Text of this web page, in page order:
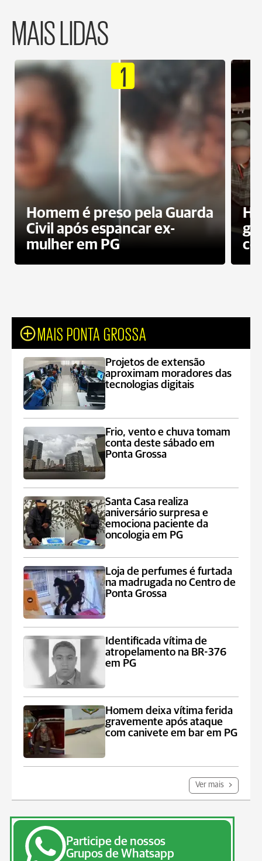
MAIS LIDAS
1
Homem é preso pela Guarda
Civil após espancar ex-
mulher em PG
MAIS PONTA GROSSA
Projetos de extensão
aproximam moradores das
tecnologias digitais
Frio, vento e chuva tomam
conta deste sábado em
Ponta Grossa
Santa Casa realiza
aniversário surpresa e
emociona paciente da
oncologia em PG
Loja de perfumes é furtada
na madrugada no Centro de
Ponta Grossa
Identificada vítima de
atropelamento na BR-376
em PG
Homem deixa vítima ferida
gravemente após ataque
com canivete em bar em PG
Ver mais
Participe de nossos
Grupos de Whatsapp